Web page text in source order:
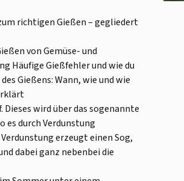
richtigen Gießen – gegliedert
von Gemüse- und
Häufige Gießfehler und wie du
Gießens: Wann, wie und wie
Dieses wird über das sogenannte
durch Verdunstung
erzeugt einen Sog,
dabei ganz nebenbei die